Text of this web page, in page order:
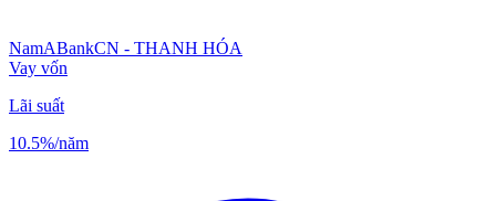
NamABankCN - THANH HÓA
Vay vốn
Lãi suất
10.5%/năm